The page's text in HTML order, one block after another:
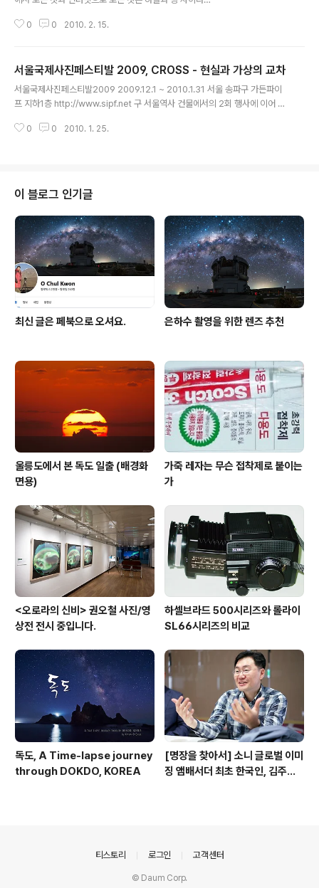
그 내용이 중요하다고 할 것이기에 전시장에서 보건, 잡지
리까지 찾아가서 보는 이유는 내용에 더하여 더 큰 사이즈
로 보다 생생하게 느끼기 위함일 것이고, 내 경우는 직접 가
서 그 ‘기’를 좀 나누어 받기 위함이기도 하다. 우리 시대 다
o)의 사진이라면, 왕복 네 시간의 거리도 아깝지 않을 것이
0 0 2010. 2. 15.
서울국제사진페스티발 2009, CROSS - 현실과 가상의 교차
서울국제사진페스티발2009 2009.12.1 ~ 2010.1.31 서울 송파구 가든파이
프 지하1층 http://www.sipf.net 구 서울역사 건물에서의 2회 행사에 이어 이
리들에서 했는데, 이제는 빈집털이(?) 전문이 되었다. 그 큰 건물이 그렇게 텅 비
먹고 가야 한다. 이미지들이 너무 많아 머리가 피곤할 정도다. 현대 미술은 왜 그
리 머리 아픈지. 개념에 맞는 아우라도 갖춰줬으면...
0 0 2010. 1. 25.
이 블로그 인기글
최신 글은 페북으로 오셔요. 은하수 촬영을 위한 렌즈 추천
울릉도에서 본 독도 일출 (배경화
면용)
가죽 레자는 무슨 접착제로 붙이는
가
<오로라의 신비> 권오철 사진/영
상전 전시 중입니다.
하셀브라드 500시리즈와 롤라이
SL66시리즈의 비교
독도, A Time-lapse journey
through DOKDO, KOREA
[명장을 찾아서] 소니 글로벌 이미
징 앰배서더 최초 한국인, 김주원·
티스토리 로그인 고객센터
© Daum Corp.